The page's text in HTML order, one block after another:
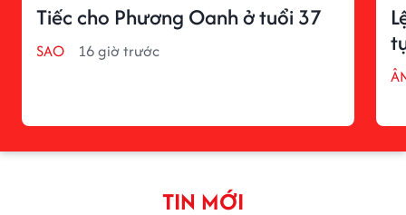
Tiếc cho Phương Oanh ở tuổi 37
SAO 16 giờ trước
TIN MỚI